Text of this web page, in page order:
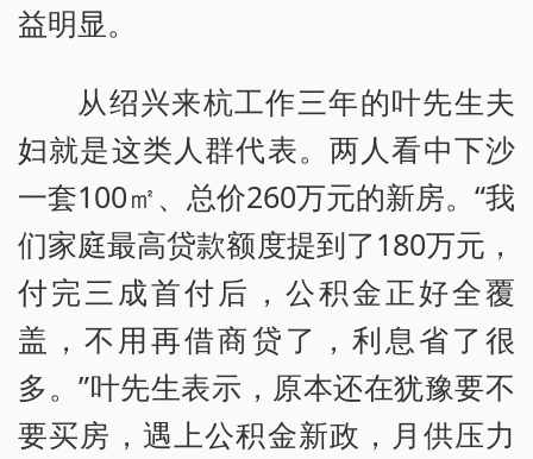
益明显。
从绍兴来杭工作三年的叶先生夫
妇就是这类人群代表。两人看中下沙
一套100㎡、总价260万元的新房。“我
们家庭最高贷款额度提到了180万元，
付完三成首付后，公积金正好全覆
盖，不用再借商贷了，利息省了很
多。”叶先生表示，原本还在犹豫要不
要买房，遇上公积金新政，月供压力